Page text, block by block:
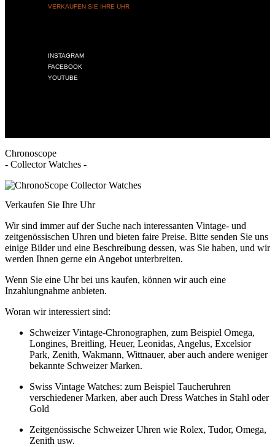
VERKAUFEN SIE IHRE UHR
INSTAGRAM
FACEBOOK
YOUTUBE
Chronoscope
- Collector Watches -
Verkaufen Sie Ihre Uhr
Wir sind immer auf der Suche nach interessanten Vintage- und
zeitgenössischen Uhren und bieten faire Preise. Bitte senden Sie uns
einige Bilder und eine Beschreibung dessen, was Sie haben, und wir
werden Ihnen gerne ein Angebot unterbreiten.
Wenn Sie eine Uhr bei uns kaufen, können wir auch eine
Inzahlungnahme anbieten.
Woran wir interessiert sind:
Schweizer Vintage-Chronographen, zum Beispiel Omega,
Longines, Breitling, Heuer, Leonidas, Angelus, Excelsior
Park, Zenith, Wakmann, Wittnauer, aber auch andere weniger
bekannte Schweizer Marken.
Swiss Vintage Watches: zum Beispiel Taucheruhren
verschiedener Marken, aber auch Dress Watches in Stahl oder
Gold
Zeitgenössische Schweizer Uhren wie Rolex, Tudor, Omega,
Zenith usw.